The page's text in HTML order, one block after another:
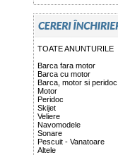
TOATE ANUNTURILE
Barca fara motor
Barca cu motor
Barca, motor si peridoc
Motor
Peridoc
Skijet
Veliere
Navomodele
Sonare
Pescuit - Vanatoare
Altele